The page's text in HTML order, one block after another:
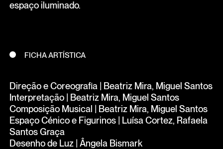
espaço iluminado.
FICHA ARTÍSTICA
Direção e Coreografia | Beatriz Mira, Miguel Santos
Interpretação | Beatriz Mira, Miguel Santos
Composição Musical | Beatriz Mira, Miguel Santos
Espaço Cénico e Figurinos | Luísa Cortez, Rafaela
Santos Graça
Desenho de Luz | Ângela Bismark